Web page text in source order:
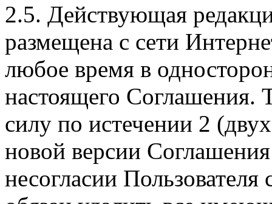
2.5. Действующая
размещена с сети
любое время в
настоящего Соглашения.
силу по истечении 2
новой версии
несогласии